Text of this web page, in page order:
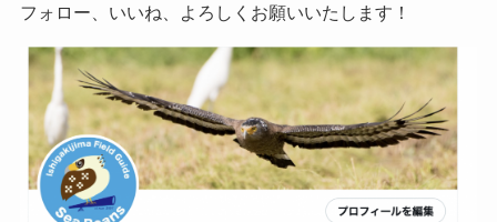
フォロー、いいね、よろしくお願いいたします！